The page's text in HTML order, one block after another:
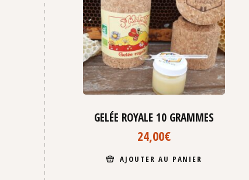
GELÉE ROYALE 10 GRAMMES
24,00€
AJOUTER AU PANIER